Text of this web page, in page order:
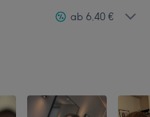
ab 6,40 €